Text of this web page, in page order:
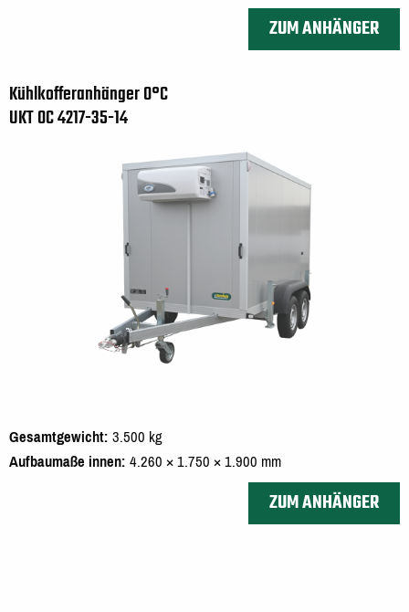
ZUM ANHÄNGER
Kühlkofferanhänger 0°C
UKT 0C 4217-35-14
Gesamtgewicht 3.500 kg
Aufbaumaße innen 4.260 × 1.750 × 1.900 mm
ZUM ANHÄNGER